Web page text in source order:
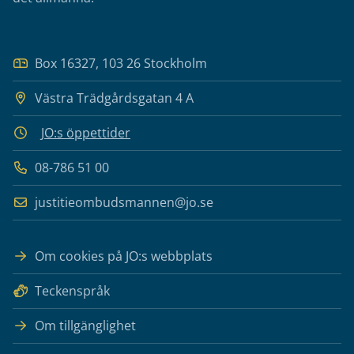
Box 16327, 103 26 Stockholm
Västra Trädgårdsgatan 4 A
JO:s öppettider
08-786 51 00
justitieombudsmannen@jo.se
Om cookies på JO:s webbplats
Teckenspråk
Om tillgänglighet